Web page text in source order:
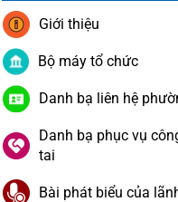
Giới thiệu
Bộ máy tổ chức
Danh bạ liên hệ
Danh bạ phục vụ
tai
Bài phát biểu của